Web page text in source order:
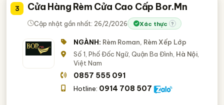
3 Cửa Hàng Rèm Cửa Cao Cấp Bor.Mn
Cập nhật gần nhất: 26/2/2026 Xác thực ?
NGÀNH: Rèm Roman, Rèm Xếp Lớp
Số 1, Phố Đốc Ngữ, Quận Ba Đình, Hà Nội
Việt Nam
0857 555 091
Hotline: 0914 708 507